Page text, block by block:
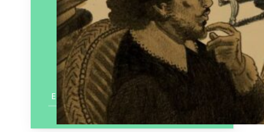
En savoir plus